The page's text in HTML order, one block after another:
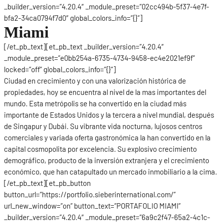
_builder_version=”4.20.4″ _module_preset=”02cc494b-5f37-4e7f-
bfa2-34ca0794f7d0″ global_colors_info=”{}”]
Miami
[/et_pb_text][et_pb_text _builder_version=”4.20.4″
_module_preset=”e0bb254a-6735-4734-9458-ec4e2021ef9f”
locked=”off” global_colors_info=”{}”]
Ciudad en crecimiento y con una valorización histórica de
propiedades, hoy se encuentra al nivel de la mas importantes del
mundo. Esta metrópolis se ha convertido en la ciudad más
importante de Estados Unidos y la tercera a nivel mundial, después
de Singapur y Dubái. Su vibrante vida nocturna, lujosos centros
comerciales y variada oferta gastronómica la han convertido en la
capital cosmopolita por excelencia. Su explosivo crecimiento
demográfico, producto de la inversión extranjera y el crecimiento
económico, que han catapultado un mercado inmobiliario a la cima.
[/et_pb_text][et_pb_button
button_url=”https://portfolio.sieberinternational.com/”
url_new_window=”on” button_text=”PORTAFOLIO MIAMI”
_builder_version=”4.20.4″ _module_preset=”6a9c2f47-65a2-4c1c-